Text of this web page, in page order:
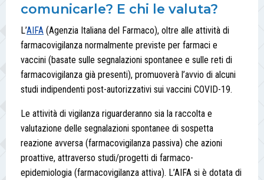
comunicarle? E chi le valuta?
L’AIFA (Agenzia Italiana del Farmaco), oltre alle attività di
farmacovigilanza normalmente previste per farmaci e
vaccini (basate sulle segnalazioni spontanee e sulle reti di
farmacovigilanza già presenti), promuoverà l’avvio di alcuni
studi indipendenti post-autorizzativi sui vaccini COVID-19.
Le attività di vigilanza riguarderanno sia la raccolta e
valutazione delle segnalazioni spontanee di sospetta
reazione avversa (farmacovigilanza passiva) che azioni
proattive, attraverso studi/progetti di farmaco-
epidemiologia (farmacovigilanza attiva). L’AIFA si è dotata di